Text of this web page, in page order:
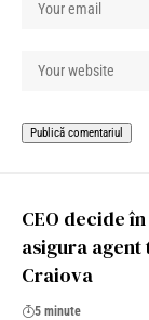
CEO decide
asigura
Craiova
5 minute